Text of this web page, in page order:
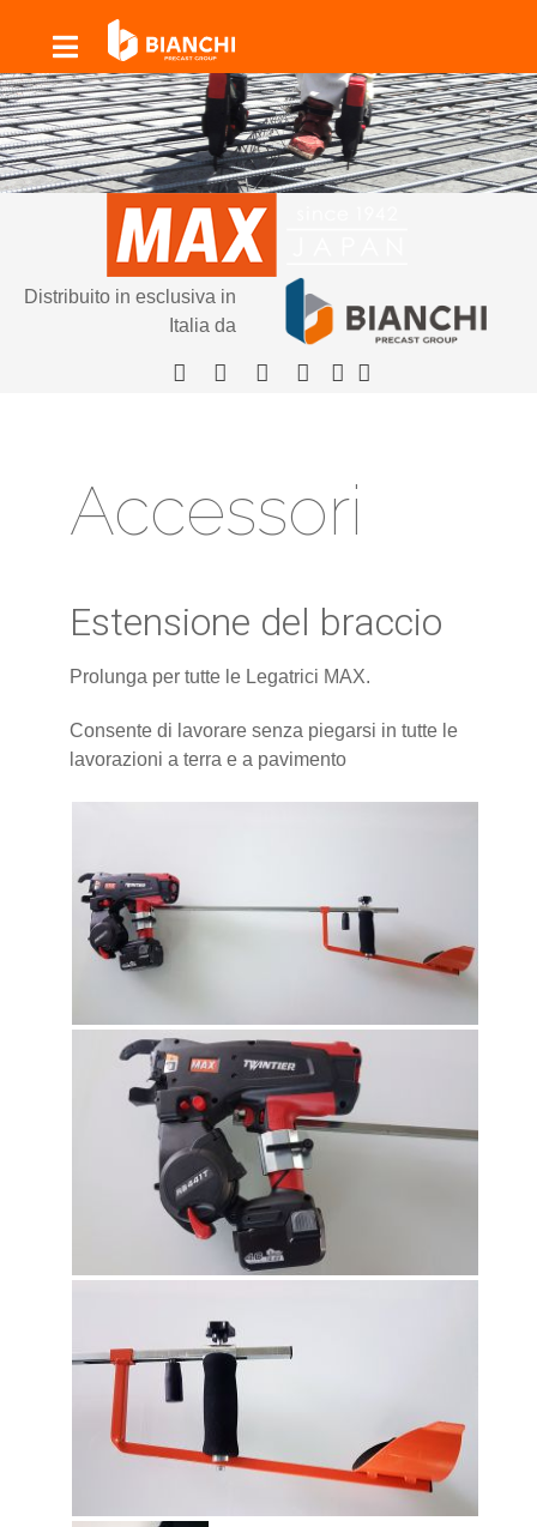
Distribuito in esclusiva in
Italia da
Accessori
Estensione del braccio
Prolunga per tutte le Legatrici MAX.
Consente di lavorare senza piegarsi in tutte le
lavorazioni a terra e a pavimento